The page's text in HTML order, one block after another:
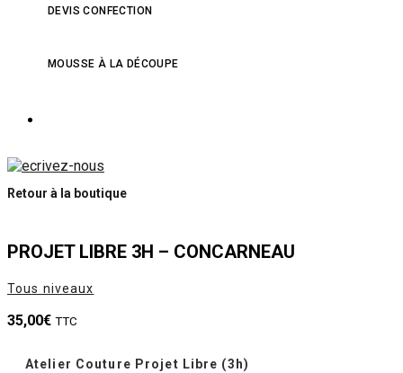
DEVIS CONFECTION
MOUSSE À LA DÉCOUPE
Retour à la boutique
PROJET LIBRE 3H – CONCARNEAU
Tous niveaux
35,00€ TTC
Atelier Couture Projet Libre (3h)